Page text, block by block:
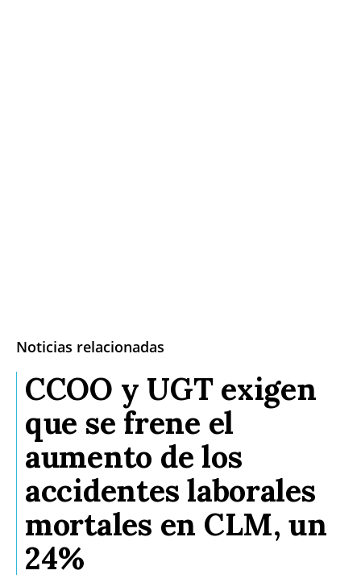
Noticias relacionadas
CCOO y UGT exigen
que se frene el
aumento de los
accidentes laborales
mortales en CLM, un
24%